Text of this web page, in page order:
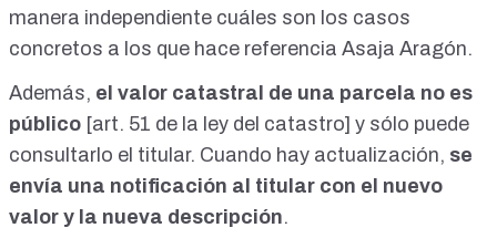
manera independiente cuáles son los casos
concretos a los que hace referencia Asaja Aragón.
Además, el valor catastral de una parcela no es
público [art. 51 de la ley del catastro] y sólo puede
consultarlo el titular. Cuando hay actualización, se
envía una notificación al titular con el nuevo
valor y la nueva descripción.